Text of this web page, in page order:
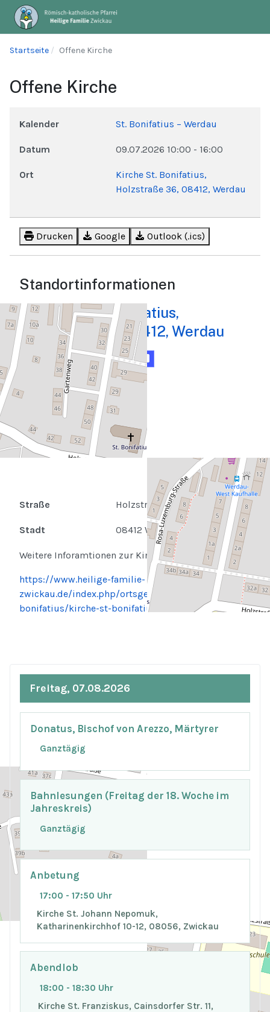
Startseite Offene Kirche
Offene Kirche
Kalender St. Bonifatius – Werdau
Datum 09.07.2026 10:00 - 16:00
Ort
Kirche St. Bonifatius,
Holzstraße 36, 08412, Werdau
Drucken Google Outlook (.ics)
Standortinformationen
Kirche St. Bonifatius,
Holzstraße 36, 08412, Werdau
Karte Routenplaner
Straße Holzstraße 36
Stadt 08412 Werdau
Weitere Inforamtionen zur Kirche finden Sie hier:
https://www.heilige-familie-
zwickau.de/index.php/ortsgemeinden/werdau-st-
bonifatius/kirche-st-bonifatius.html
Freitag, 07.08.2026
Donatus, Bischof von Arezzo, Märtyrer
Ganztägig
Bahnlesungen (Freitag der 18. Woche im
Jahreskreis)
Ganztägig
Anbetung
17:00 - 17:50 Uhr
Kirche St. Johann Nepomuk,
Katharinenkirchhof 10-12, 08056, Zwickau
Abendlob
18:00 - 18:30 Uhr
Kirche St. Franziskus, Cainsdorfer Str. 11,